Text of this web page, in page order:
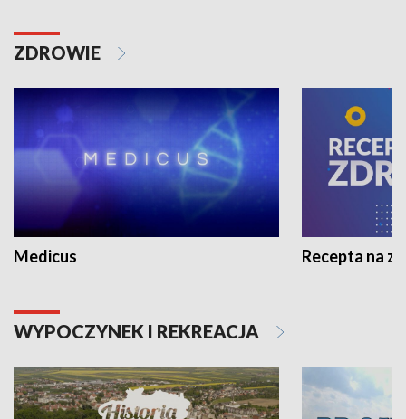
ZDROWIE
Medicus Recepta na
WYPOCZYNEK I REKREACJA